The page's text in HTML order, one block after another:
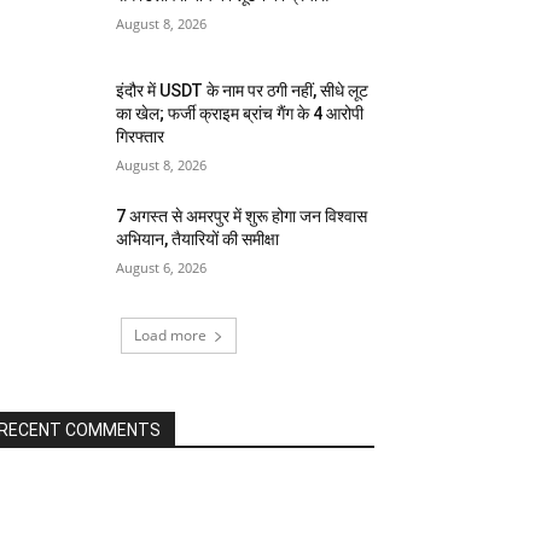
August 8, 2026
इंदौर में USDT के नाम पर ठगी नहीं, सीधे लूट
का खेल; फर्जी क्राइम ब्रांच गैंग के 4 आरोपी
गिरफ्तार
August 8, 2026
7 अगस्त से अमरपुर में शुरू होगा जन विश्वास
अभियान, तैयारियों की समीक्षा
August 6, 2026
Load more
COMMENTS